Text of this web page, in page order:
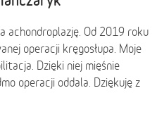
achondroplazję. Od 2019 roku
operacji kręgosłupa. Moje
Dzięki niej mięśnie
operacji oddala. Dziękuję z